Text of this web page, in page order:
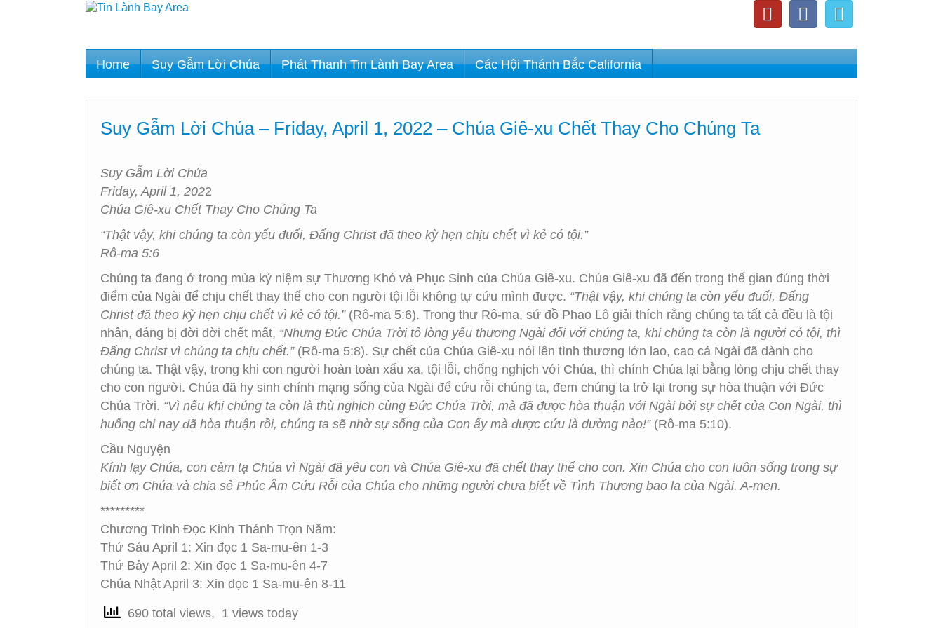
Home Suy Gẫm Lời Chúa Phát Thanh Tin Lành Bay Area Các Hội Thánh Bắc California
Suy Gẫm Lời Chúa – Friday, April 1, 2022 – Chúa Giê-xu Chết Thay Cho Chúng Ta
Suy Gẫm Lời Chúa
Friday, April 1, 2022
Chúa Giê-xu Chết Thay Cho Chúng Ta
“Thật vậy, khi chúng ta còn yếu đuối, Đấng Christ đã theo kỳ hẹn chịu chết vì kẻ có tội.”
Rô-ma 5:6
Chúng ta đang ở trong mùa kỷ niệm sự Thương Khó và Phục Sinh của Chúa Giê-xu. Chúa Giê-xu đã đến trong thế gian đúng thời
điểm của Ngài để chịu chết thay thế cho con người tội lỗi không tự cứu mình được. “Thật vậy, khi chúng ta còn yếu đuối, Đấng
Christ đã theo kỳ hẹn chịu chết vì kẻ có tội.” (Rô-ma 5:6). Trong thư Rô-ma, sứ đồ Phao Lô giải thích rằng chúng ta tất cả đều là tội
nhân, đáng bị đời đời chết mất, “Nhưng Đức Chúa Trời tỏ lòng yêu thương Ngài đối với chúng ta, khi chúng ta còn là người có tội, thì
Đấng Christ vì chúng ta chịu chết.”(Rô-ma 5:8). Sự chết của Chúa Giê-xu nói lên tình thương lớn lao, cao cả Ngài đã dành cho
chúng ta. Thật vậy, trong khi con người hoàn toàn xấu xa, tội lỗi, chống nghịch với Chúa, thì chính Chúa lại bằng lòng chịu chết thay
cho con người. Chúa đã hy sinh chính mạng sống của Ngài để cứu rỗi chúng ta, đem chúng ta trở lại trong sự hòa thuận với Đức
Chúa Trời. “Vì nếu khi chúng ta còn là thù nghịch cùng Đức Chúa Trời, mà đã được hòa thuận với Ngài bởi sự chết của Con Ngài, thì
huống chi nay đã hòa thuận rồi, chúng ta sẽ nhờ sự sống của Con ấy mà được cứu là dường nào!”(Rô-ma 5:10).
Cầu Nguyện
Kính lạy Chúa, con cảm tạ Chúa vì Ngài đã yêu con và Chúa Giê-xu đã chết thay thế cho con. Xin Chúa cho con luôn sống trong sự
biết ơn Chúa và chia sẻ Phúc Âm Cứu Rỗi của Chúa cho những người chưa biết về Tình Thương bao la của Ngài. A-men.
*********
Chương Trình Đọc Kinh Thánh Trọn Năm:
Thứ Sáu April 1: Xin đọc 1 Sa-mu-ên 1-3
Thứ Bảy April 2: Xin đọc 1 Sa-mu-ên 4-7
Chúa Nhật April 3: Xin đọc 1 Sa-mu-ên 8-11
690 total views, 1 views today